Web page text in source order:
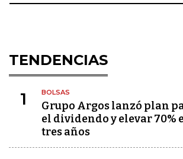
TENDENCIAS
1 BOLSAS
Grupo Argos lanzó plan
el dividendo y elevar 70%
tres años